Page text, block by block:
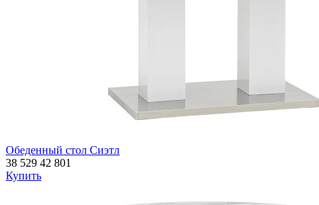
Обеденный стол Сиэтл
38 529 42 801
Купить